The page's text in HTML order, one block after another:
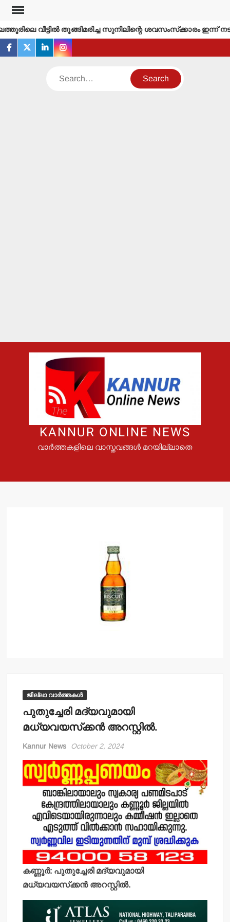
Skip
contentവീട്ടില്‍ തൂങ്ങിമരിച്ച സുനിലിന്റെ ശവസംസ്‌ക്കാരം ഇന്ന്
facebook
twitterlinkedininstagram
Search
KANNUR ONLINE NEWS
വാർത്തകളിലെ വാസ്തവങ്ങൾ മറയില്ലാതെ
ജില്ലാ വാർത്തകൾ
പുതുച്ചേരി മദ്യവുമായി
മധ്യവയസ്‌ക്കന്‍ അറസ്റ്റില്‍.
Kannur News October 2, 2024
കണ്ണൂര്‍: പുതുച്ചേരി മദ്യവുമായി
മധ്യവയസ്‌ക്കന്‍ അറസ്റ്റില്‍.